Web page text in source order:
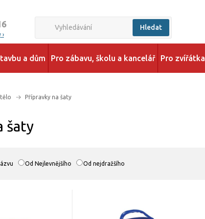
Hledat
a dům Pro zábavu, školu a kancelář Pro zvířátka
Přípravky na šaty
šaty
Od Nejlevnějšího Od nejdražšího